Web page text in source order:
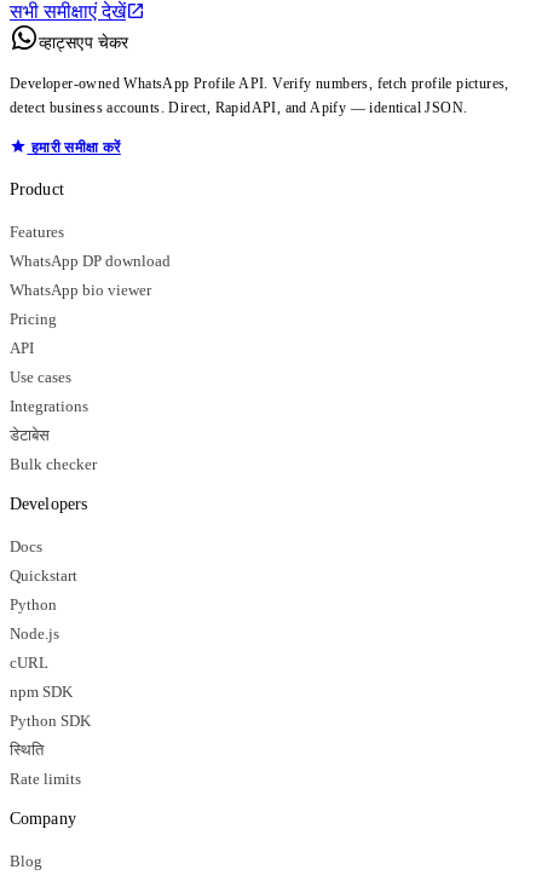
सभी समीक्षाएं देखें
व्हाट्सएप चेकर
Developer-owned WhatsApp Profile API. Verify numbers, fetch profile pictures,
detect business accounts. Direct, RapidAPI, and Apify — identical JSON.
हमारी समीक्षा करें
Product
Features
WhatsApp DP download
WhatsApp bio viewer
Pricing
API
Use cases
Integrations
डेटाबेस
Bulk checker
Developers
Docs
Quickstart
Python
Node.js
cURL
npm SDK
Python SDK
स्थिति
Rate limits
Company
Blog